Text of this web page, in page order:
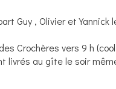
Guy , Olivier et Yannick
Crochères vers 9 h
livrés au gîte le soir